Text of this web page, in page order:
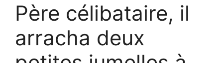
Père célibataire, il
arracha deux